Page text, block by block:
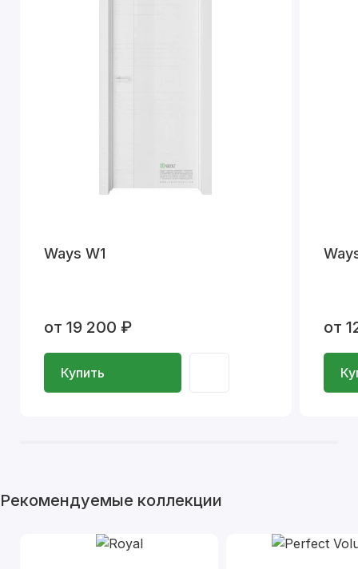
Ways W1
от 19 200 ₽
Купить
от
Рекомендуемые коллекции